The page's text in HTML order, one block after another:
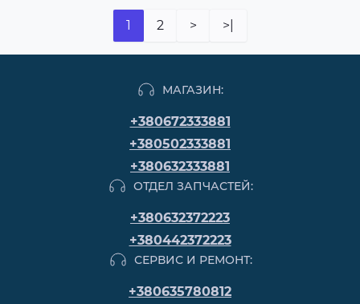
1 2 > >|
МАГАЗИН:
+380672333881
+380502333881
+380632333881
ОТДЕЛ ЗАПЧАСТЕЙ:
+380632372223
+380442372223
СЕРВИС И РЕМОНТ:
+380635780812